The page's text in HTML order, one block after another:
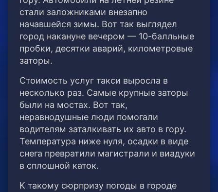
стали заложниками внезапно
начавшейся зимы. Вот так выглядел
город накануне вечером — 10-балльные
пробки, десятки аварий, километровые
заторы.
Стоимость услуг такси выросла в
несколько раз. Самые крупные заторы
были на мостах. Вот так,
неравнодушные люди помогали
водителям заталкивать их авто в гору.
Температура ниже нуля, осадки в виде
снега превратили магистрали и виадуки
в сплошной каток.
К такому сюрпризу погоды в городе